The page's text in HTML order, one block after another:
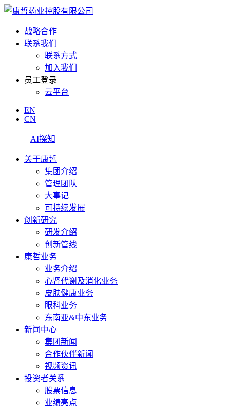
战略合作
联系我们
联系方式
加入我们
员工登录
云平台
EN
CN
AI探知
关于康哲
集团介绍
管理团队
大事记
可持续发展
创新研究
研发介绍
创新管线
康哲业务
业务介绍
心肾代谢及消化业务
皮肤健康业务
眼科业务
东南亚&中东业务
新闻中心
集团新闻
合作伙伴新闻
视频资讯
投资者关系
股票信息
业绩亮点